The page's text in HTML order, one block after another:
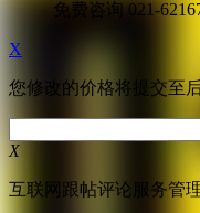
免费咨询 021-
X
您修改的价格将提交至
X
互联网跟帖评论服务管